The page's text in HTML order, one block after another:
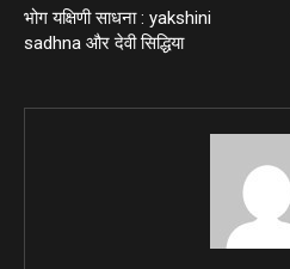
भोग यक्षिणी साधना : yakshini
sadhna और देवी सिद्धिया